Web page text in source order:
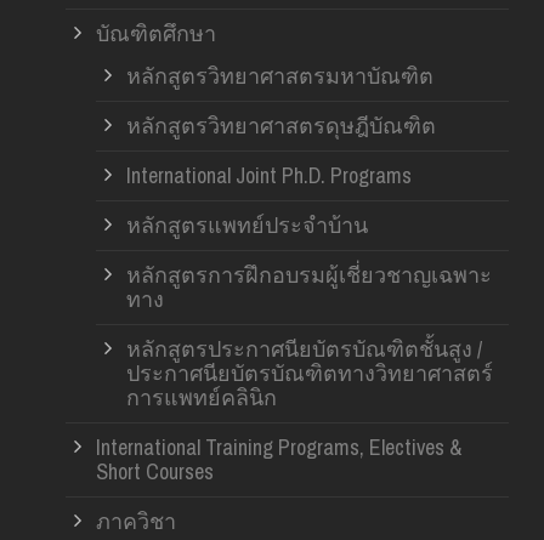
บัณฑิตศึกษา
หลักสูตรวิทยาศาสตรมหาบัณฑิต
หลักสูตรวิทยาศาสตรดุษฎีบัณฑิต
International Joint Ph.D. Programs
หลักสูตรแพทย์ประจำบ้าน
หลักสูตรการฝึกอบรมผู้เชี่ยวชาญเฉพาะ
ทาง
หลักสูตรประกาศนียบัตรบัณฑิตชั้นสูง /
ประกาศนียบัตรบัณฑิตทางวิทยาศาสตร์
การแพทย์คลินิก
International Training Programs, Electives &
Short Courses
ภาควิชา